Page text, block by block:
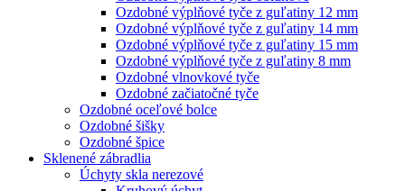
Ozdobné výplňové tyče z guľatiny 12 mm
Ozdobné výplňové tyče z guľatiny 14 mm
Ozdobné výplňové tyče z guľatiny 15 mm
Ozdobné výplňové tyče z guľatiny 8 mm
Ozdobné vlnovkové tyče
Ozdobné začiatočné tyče
Ozdobné oceľové bolce
Ozdobné šišky
Ozdobné špice
Sklenené zábradlia
Úchyty skla nerezové